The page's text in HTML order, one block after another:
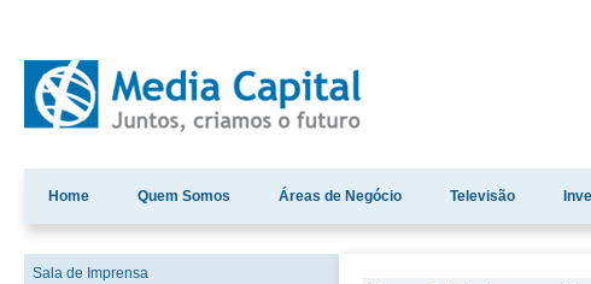
Home Quem Somos Áreas de Negócio Televisão
Sala de Imprensa